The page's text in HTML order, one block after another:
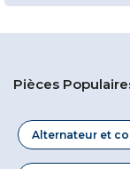
Pièces
Alternateur et